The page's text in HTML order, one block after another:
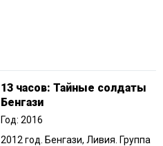
13 часов: Тайные солдаты
Бенгази
Год: 2016
2012 год. Бенгази, Ливия. Группа